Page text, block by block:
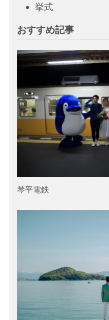
挙式
おすすめ記事
琴平電鉄